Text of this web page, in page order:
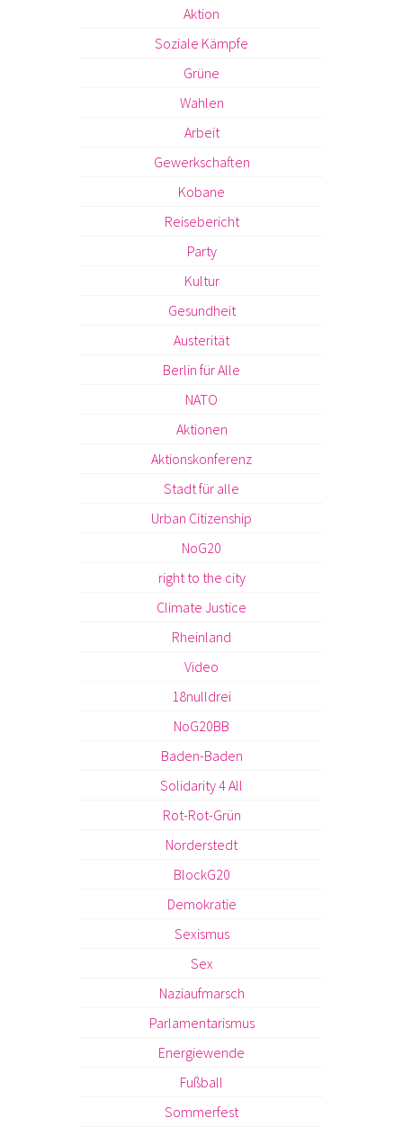
Aktion
Soziale Kämpfe
Grüne
Wahlen
Arbeit
Gewerkschaften
Kobane
Reisebericht
Party
Kultur
Gesundheit
Austerität
Berlin für Alle
NATO
Aktionen
Aktionskonferenz
Stadt für alle
Urban Citizenship
NoG20
right to the city
Climate Justice
Rheinland
Video
18nulldrei
NoG20BB
Baden-Baden
Solidarity 4 All
Rot-Rot-Grün
Norderstedt
BlockG20
Demokratie
Sexismus
Sex
Naziaufmarsch
Parlamentarismus
Energiewende
Fußball
Sommerfest